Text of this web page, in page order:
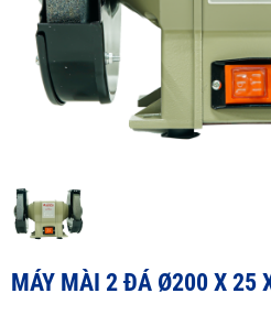
MÁY MÀI 2 ĐÁ Ø200 X 25